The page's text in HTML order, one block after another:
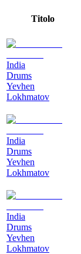
Titolo
India
Drums
Yevhen
Lokhmatov
India
Drums
Yevhen
Lokhmatov
India
Drums
Yevhen
Lokhmatov